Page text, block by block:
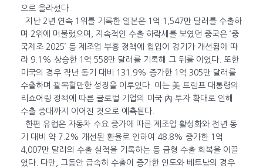
으로 올라섰다.
지난 2년 연속 1위를 기록한 일본은 1억 1,547만 달러를 수출하
며 2위에 머물렀으며, 지속적인 수출 하락세를 보였던 중국은 ‘중
국제조 2025’ 등 제조업 부흥 정책에 힘입어 경기가 개선됨에 따
라 9.1% 상승한 1억 558만 달러를 기록해 그 뒤를 이었다. 또한
미국의 경우 작년 동기 대비 131.9% 증가한 1억 305만 달러를
수출하며 괄목할만한 성장을 이루었다. 이는 美 트럼프 대통령의
리쇼어링 정책에 따른 글로벌 기업의 미국 內 투자 확대로 인해
수출 증대까지 이어진 것으로 예측된다.
한편 유럽은 자동차 수요 증가에 따른 제조업 활성화와 전년 동
기 대비 약 7.2% 개선된 환율로 인하여 48.8% 증가한 1억
4,007만 달러의 수출 실적을 기록하는 등 금형 수출 회복을 이끌
었다. 다만, 그동안 급속히 수출이 증가한 인도와 베트남의 경우